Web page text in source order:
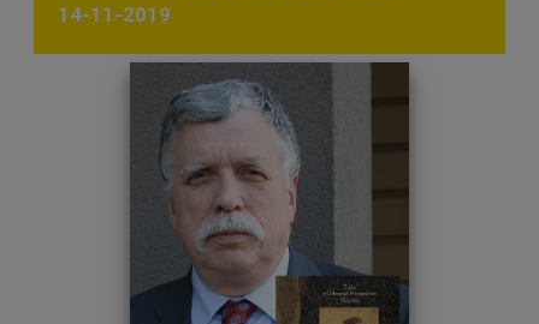
14-11-2019